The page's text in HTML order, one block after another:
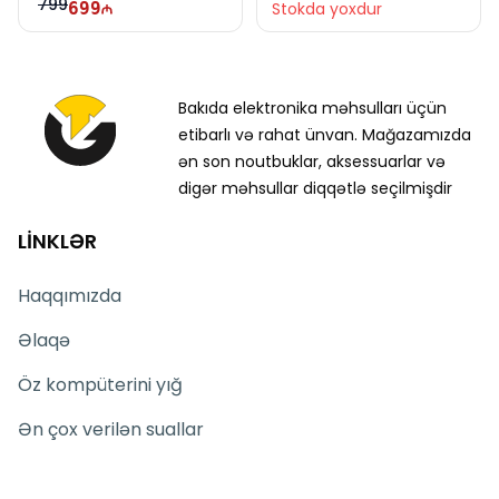
799699 Stokda yoxdur
Bakıda elektronika məhsulları üçün
etibarlı və rahat ünvan. Mağazamızda
ən son noutbuklar, aksessuarlar və
digər məhsullar diqqətlə seçilmişdir
LİNKLƏR
Haqqımızda
Əlaqə
Öz kompüterini yığ
Ən çox verilən suallar